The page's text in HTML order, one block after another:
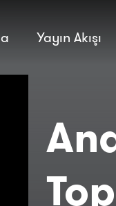
Yayın Akışı